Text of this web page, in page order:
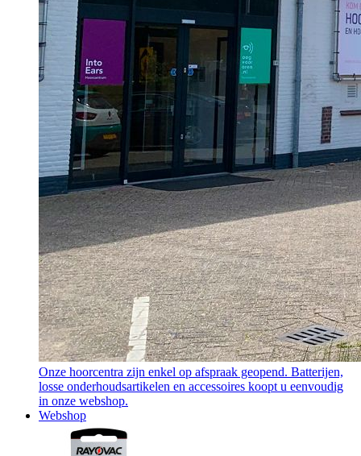
Onze hoorcentra zijn enkel op afspraak geopend. Batterijen,
losse onderhoudsartikelen en accessoires koopt u eenvoudig
in onze webshop.
Webshop